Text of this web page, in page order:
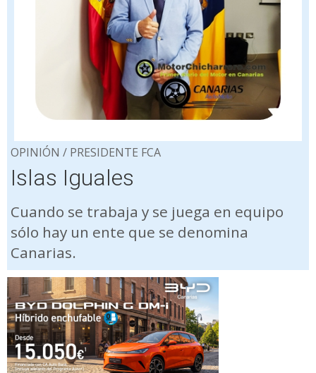
OPINIÓN / PRESIDENTE FCA
Islas Iguales
Cuando se trabaja y se juega en equipo
sólo hay un ente que se denomina
Canarias.